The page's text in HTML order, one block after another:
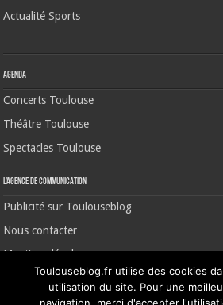
Actualité Sports
Agenda
Concerts Toulouse
Théâtre Toulouse
Spectacles Toulouse
L’agence de communication
Publicité sur Toulouseblog
Nous contacter
Mentions légales
Toulouseblog.fr utilise des cookies
utilisation du site. Pour une